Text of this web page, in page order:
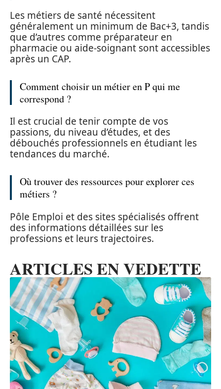
Les métiers de santé nécessitent
généralement un minimum de Bac+3, tandis
que d’autres comme préparateur en
pharmacie ou aide-soignant sont accessibles
après un CAP.
Comment choisir un métier en P qui me
correspond ?
Il est crucial de tenir compte de vos
passions, du niveau d’études, et des
débouchés professionnels en étudiant les
tendances du marché.
Où trouver des ressources pour explorer ces
métiers ?
Pôle Emploi et des sites spécialisés offrent
des informations détaillées sur les
professions et leurs trajectoires.
ARTICLES EN VEDETTE